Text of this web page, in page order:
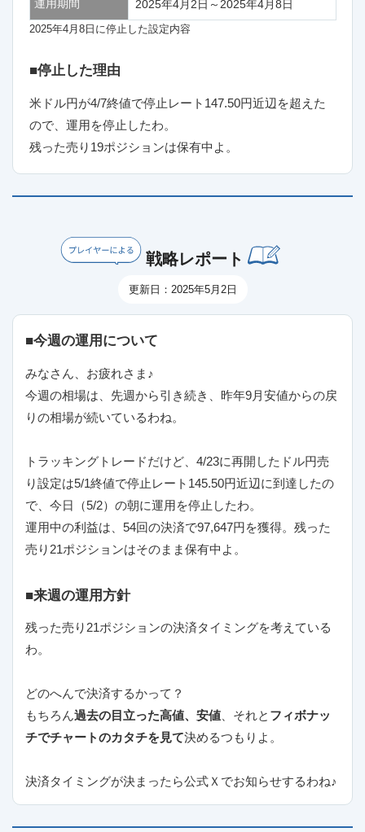
運用期間
2025年4月2日～2025年4月8日
2025年4月8日に停止した設定内容
■停止した理由
米ドル円が4/7終値で停止レート147.50円近辺を超えた
ので、運用を停止したわ。
残った売り19ポジションは保有中よ。
戦略レポート
更新日：2025年5月2日
■今週の運用について
みなさん、お疲れさま♪
今週の相場は、先週から引き続き、昨年9月安値からの戻
りの相場が続いているわね。
トラッキングトレードだけど、4/23に再開したドル円売
り設定は5/1終値で停止レート145.50円近辺に到達したの
で、今日（5/2）の朝に運用を停止したわ。
運用中の利益は、54回の決済で97,647円を獲得。残った
売り21ポジションはそのまま保有中よ。
■来週の運用方針
残った売り21ポジションの決済タイミングを考えている
わ。
どのへんで決済するかって？
もちろん過去の目立った高値、安値 、それと フィボナッ
チでチャートのカタチを見て決めるつもりよ。
決済タイミングが決まったら公式Ｘでお知らせするわね♪